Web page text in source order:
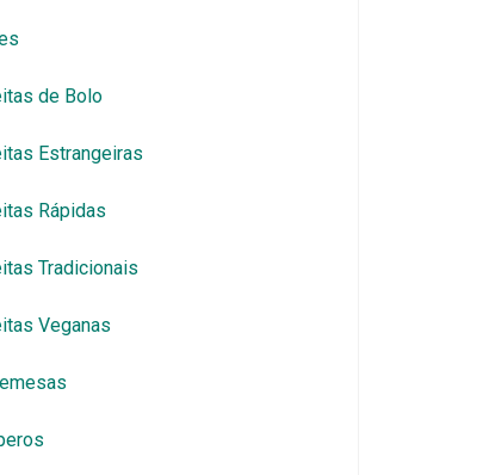
de Bolo
Estrangeiras
Rápidas
Tradicionais
Veganas